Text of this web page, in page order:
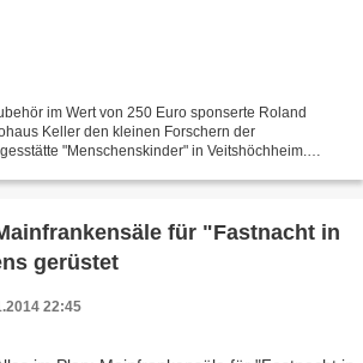
im Wert von 250 Euro sponserte Roland
Keller den kleinen Forschern der
"Menschenskinder" in Veitshöchheim.
für "Fastnacht in
gerüstet
22:45